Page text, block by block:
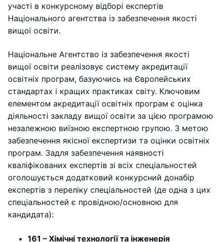
участі в конкурсному відборі експертів
Національного агентства із забезпечення якості
вищої освіти.
Національне Агентство із забезпечення якості
вищої освіти реалізовує систему акредитації
освітніх програм, базуючись на Європейських
стандартах і кращих практиках світу. Ключовим
елементом акредитації освітніх програм є оцінка
діяльності закладу вищої освіти за цією програмою
незалежною виїзною експертною групою. З метою
забезпечення якісної експертизи та оцінки освітніх
програм. Задля забезпечення наявності
кваліфікованих експертів зі всіх спеціальностей
оголошується додатковий конкурсний донабір
експертів з переліку спеціальностей (де одна з цих
спеціальностей є провідною/основною для
кандидата):
161 – Хімічні технології та інженерія